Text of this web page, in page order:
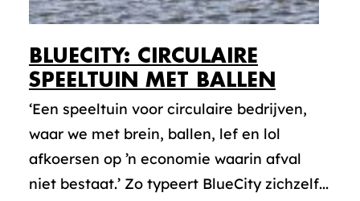
BLUECITY: CIRCULAIRE
SPEELTUIN MET BALLEN
‘Een speeltuin voor circulaire bedrijven,
waar we met brein, ballen, lef en lol
afkoersen op ’n economie waarin afval
niet bestaat.’ Zo typeert BlueCity zichzelf...